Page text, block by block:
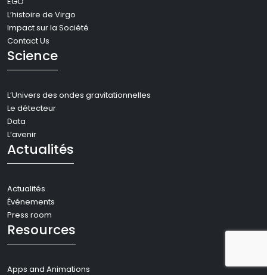
L’histoire de Virgo
Impact sur la Société
Contact Us
Science
L’Univers des ondes gravitationnelles
Le détecteur
Data
L’avenir
Actualités
Actualités
Événements
Press room
Resources
Apps and Animations